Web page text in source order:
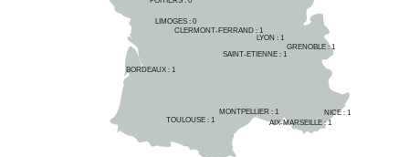
AIX-MARSEILLE : 1
BORDEAUX : 1
CLERMONT-FERRAND : 1
GRENOBLE : 1
LIMOGES : 0
LYON : 1
MONTPELLIER : 1 NICE : 1
SAINT-ETIENNE : 1
TOULOUSE : 1